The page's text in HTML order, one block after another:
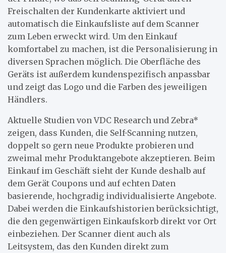
Freischalten der Kundenkarte aktiviert und
automatisch die Einkaufsliste auf dem Scanner
zum Leben erweckt wird. Um den Einkauf
komfortabel zu machen, ist die Personalisierung in
diversen Sprachen möglich. Die Oberfläche des
Geräts ist außerdem kundenspezifisch anpassbar
und zeigt das Logo und die Farben des jeweiligen
Händlers.
Aktuelle Studien von VDC Research und Zebra*
zeigen, dass Kunden, die Self-Scanning nutzen,
doppelt so gern neue Produkte probieren und
zweimal mehr Produktangebote akzeptieren. Beim
Einkauf im Geschäft sieht der Kunde deshalb auf
dem Gerät Coupons und auf echten Daten
basierende, hochgradig individualisierte Angebote.
Dabei werden die Einkaufshistorien berücksichtigt,
die den gegenwärtigen Einkaufskorb direkt vor Ort
einbeziehen. Der Scanner dient auch als
Leitsystem, das den Kunden direkt zum